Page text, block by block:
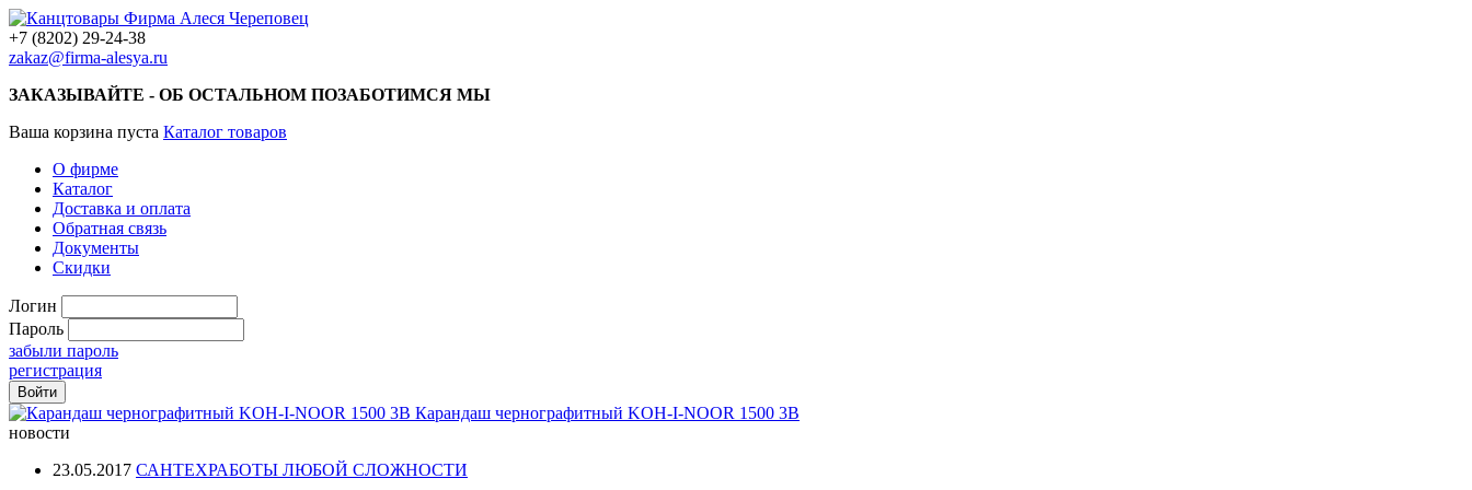
+7 (8202) 29-24-38
zakaz@firma-alesya.ru
ЗАКАЗЫВАЙТЕ - ОБ ОСТАЛЬНОМ ПОЗАБОТИМСЯ МЫ
Ваша корзина пуста Каталог товаров
О фирме
Каталог
Доставка и оплата
Обратная связь
Документы
Скидки
Логин
Пароль
забыли пароль
регистрация
Карандаш чернографитный KOH-I-NOОR 1500 3B
новости
23.05.2017 САНТЕХРАБОТЫ ЛЮБОЙ СЛОЖНОСТИ